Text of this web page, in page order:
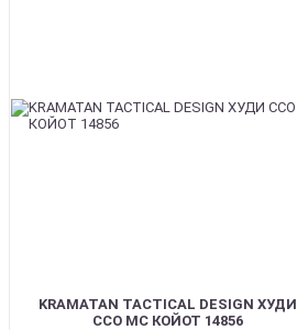
KRAMATAN TACTICAL DESIGN ХУДИ
ССО МС КОЙОТ 14856